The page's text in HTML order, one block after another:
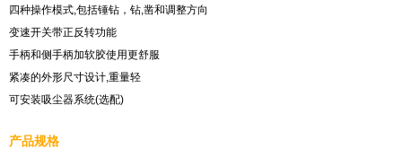
四种操作模式,包括锤钻，钻,凿和调整方向
变速开关带正反转功能
手柄和侧手柄加软胶使用更舒服
紧凑的外形尺寸设计,重量轻
可安装吸尘器系统(选配)
产品规格